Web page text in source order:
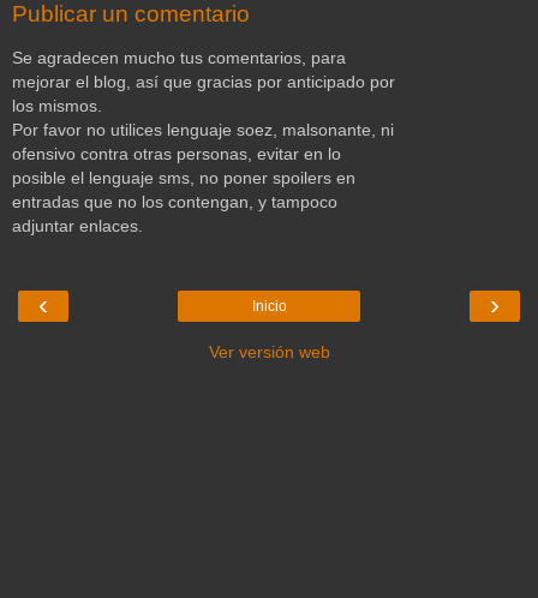
Publicar un comentario
Se agradecen mucho tus comentarios, para
mejorar el blog, así que gracias por anticipado por
los mismos.
Por favor no utilices lenguaje soez, malsonante, ni
ofensivo contra otras personas, evitar en lo
posible el lenguaje sms, no poner spoilers en
entradas que no los contengan, y tampoco
adjuntar enlaces.
‹ ›
Inicio
Ver versión web